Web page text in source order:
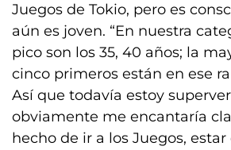
Juegos de Tokio, pero es
aún es joven. “En nuestra
pico son los 35, 40 años; la
cinco primeros están en ese
Así que todavía estoy
obviamente me encantaría
hecho de ir a los Juegos,